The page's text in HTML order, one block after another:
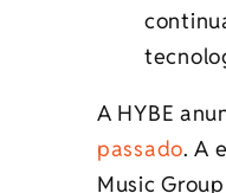
A HYBE
passado. A
Music